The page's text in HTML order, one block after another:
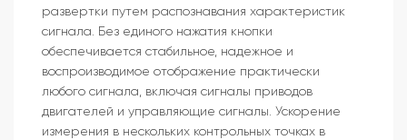
развертки путем распознавания характеристик
сигнала. Без единого нажатия кнопки
обеспечивается стабильное, надежное и
воспроизводимое отображение практически
любого сигнала, включая сигналы приводов
двигателей и управляющие сигналы. Ускорение
измерения в нескольких контрольных точках в